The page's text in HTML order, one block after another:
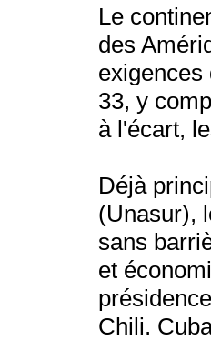
Le
des
exigences
33, y
à l'écart,
Déjà
(Unasur),
sans
et
Chili.